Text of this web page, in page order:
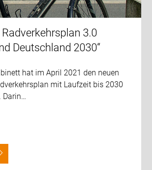
3.0
Deutschland 2030“
hat im April 2021 den neuen
mit Laufzeit bis 2030
Darin…